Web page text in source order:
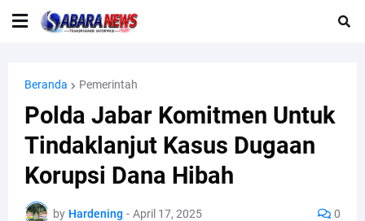
Beranda Pemerintah
Polda Jabar Komitmen Untuk
Tindaklanjut Kasus Dugaan
Korupsi Dana Hibah
by Hardening - April 17, 2025 0